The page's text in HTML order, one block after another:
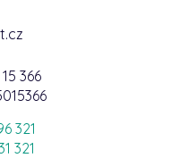
366
321
321